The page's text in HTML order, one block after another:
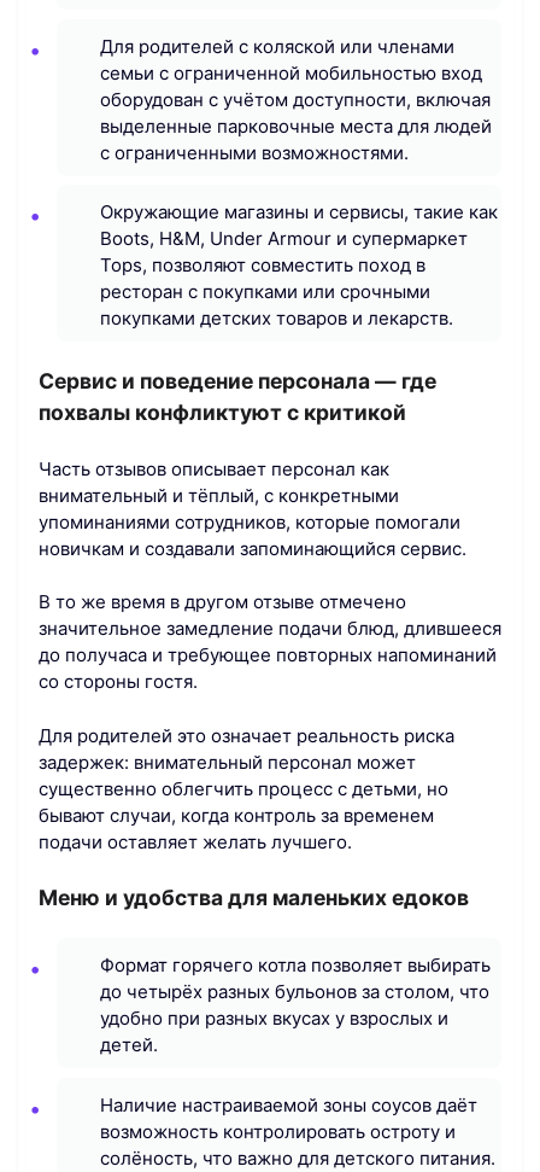
Для родителей с коляской или членами
семьи с ограниченной мобильностью вход
оборудован с учётом доступности, включая
выделенные парковочные места для людей
с ограниченными возможностями.
Окружающие магазины и сервисы, такие как
Boots, H&M, Under Armour и супермаркет
Tops, позволяют совместить поход в
ресторан с покупками или срочными
покупками детских товаров и лекарств.
Сервис и поведение персонала — где
похвалы конфликтуют с критикой
Часть отзывов описывает персонал как
внимательный и тёплый, с конкретными
упоминаниями сотрудников, которые помогали
новичкам и создавали запоминающийся сервис.
В то же время в другом отзыве отмечено
значительное замедление подачи блюд, длившееся
до получаса и требующее повторных напоминаний
со стороны гостя.
Для родителей это означает реальность риска
задержек: внимательный персонал может
существенно облегчить процесс с детьми, но
бывают случаи, когда контроль за временем
подачи оставляет желать лучшего.
Меню и удобства для маленьких едоков
Формат горячего котла позволяет выбирать
до четырёх разных бульонов за столом, что
удобно при разных вкусах у взрослых и
детей.
Наличие настраиваемой зоны соусов даёт
возможность контролировать остроту и
солёность, что важно для детского питания.